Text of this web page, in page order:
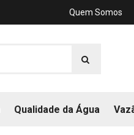
Quem Somos
Qualidade da Água